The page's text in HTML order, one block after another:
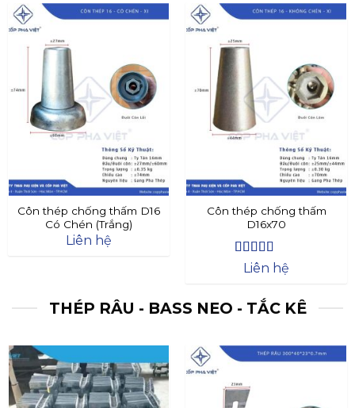
Côn thép chống thấm D16
Có Chén (Trắng)
Liên hệ
Côn thép chống thấm
D16x70
Được xếp
5
Liên hệ
THÉP RÂU - BASS NEO - TẮC KÊ